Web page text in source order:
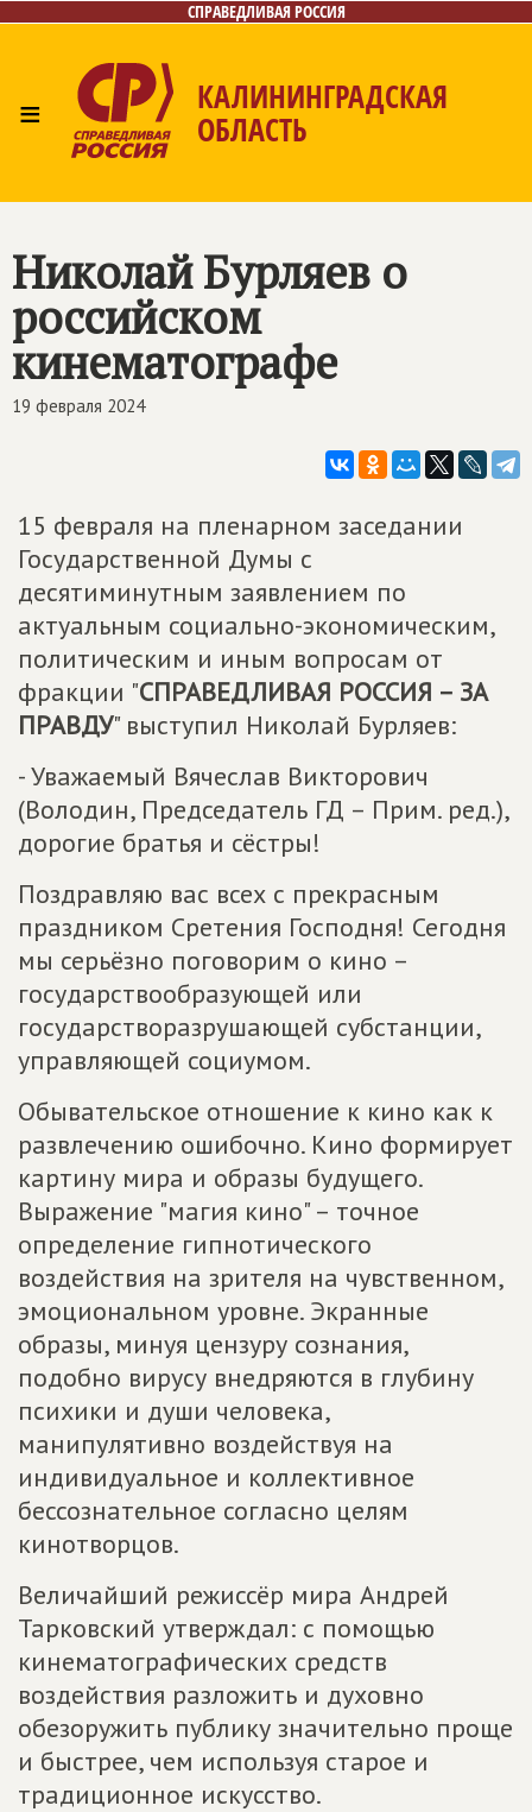
СПРАВЕДЛИВАЯ РОССИЯ
≡ КАЛИНИНГРАДСКАЯ
ОБЛАСТЬ
Контакты
Николай Бурляев о
российском
кинематографе
19 февраля 2024
15 февраля на пленарном заседании
Государственной Думы с
десятиминутным заявлением по
актуальным социально-экономическим,
политическим и иным вопросам от
фракции "СПРАВЕДЛИВАЯ РОССИЯ – ЗА
ПРАВДУ" выступил Николай Бурляев:
- Уважаемый Вячеслав Викторович
(Володин, Председатель ГД – Прим. ред.),
дорогие братья и сёстры!
Поздравляю вас всех с прекрасным
праздником Сретения Господня! Сегодня
мы серьёзно поговорим о кино –
государствообразующей или
государстворазрушающей субстанции,
управляющей социумом.
Обывательское отношение к кино как к
развлечению ошибочно. Кино формирует
картину мира и образы будущего.
Выражение "магия кино" – точное
определение гипнотического
воздействия на зрителя на чувственном,
эмоциональном уровне. Экранные
образы, минуя цензуру сознания,
подобно вирусу внедряются в глубину
психики и души человека,
манипулятивно воздействуя на
индивидуальное и коллективное
бессознательное согласно целям
кинотворцов.
Величайший режиссёр мира Андрей
Тарковский утверждал: с помощью
кинематографических средств
воздействия разложить и духовно
обезоружить публику значительно проще
и быстрее, чем используя старое и
традиционное искусство.